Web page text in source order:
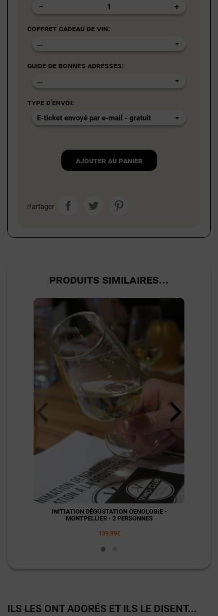
Coffret cadeau de vin:
Guide de bonnes adresses:
Type d'envoi:
Ajouter au panier
Partager
PRODUITS SIMILAIRES...
INITIATION DÉGUSTATION OENOLOGIE -
MONTPELLIER - 2 PERSONNES
139,99€
ILS LES ONT ADORÉS ET ILS LE DISENT...